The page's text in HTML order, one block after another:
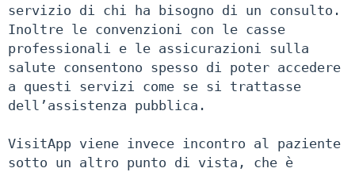
servizio di chi ha bisogno di un consulto.
Inoltre le convenzioni con le casse
professionali e le assicurazioni sulla
salute consentono spesso di poter accedere
a questi servizi come se si trattasse
dell’assistenza pubblica.
VisitApp viene invece incontro al paziente
sotto un altro punto di vista, che è